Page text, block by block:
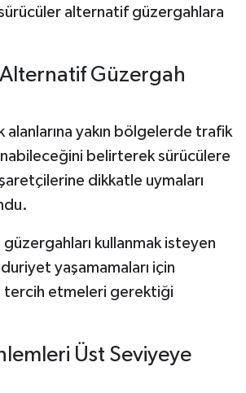
alternatif güzergahlara
Güzergah
alanlarına yakın bölgelerde trafik
belirterek sürücülere
dikkatle uymaları
güzergahları kullanmak isteyen
yaşamamaları için
tercih etmeleri gerektiği
Üst Seviyeye